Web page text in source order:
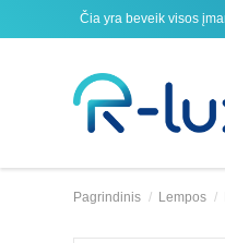
Čia yra beveik visos
Pagrindinis Lempos